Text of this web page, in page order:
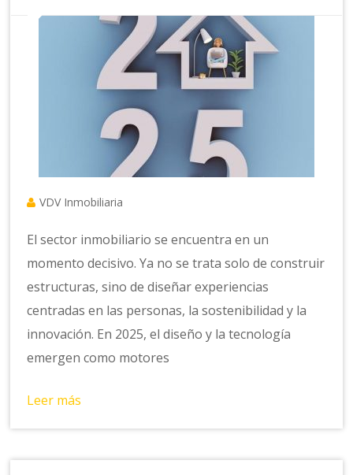
VDV Inmobiliaria
El sector inmobiliario se encuentra en un
momento decisivo. Ya no se trata solo de construir
estructuras, sino de diseñar experiencias
centradas en las personas, la sostenibilidad y la
innovación. En 2025, el diseño y la tecnología
emergen como motores
Leer más